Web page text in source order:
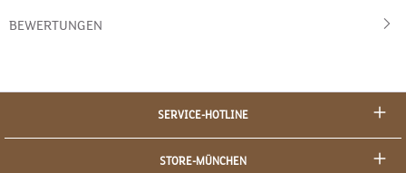
BEWERTUNGEN
SERVICE-HOTLINE
STORE-MÜNCHEN